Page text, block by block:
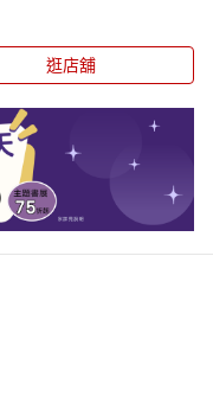
逛店舖